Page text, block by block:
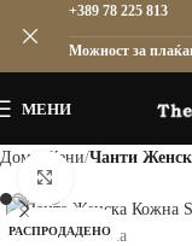
МЕНИ
Дома Жени Чанти
РАСПРОДАДЕНО
+389 78 225 813
Можност за